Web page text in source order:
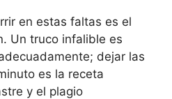
en estas faltas es el
Un truco infalible es
dejar las
es la receta
y el plagio